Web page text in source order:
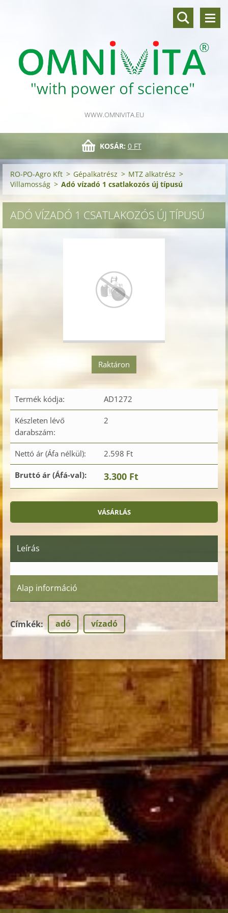
WWW.OMNIVITA.EU
KOSÁR: 0 FT
RO-PO-Agro Kft > Gépalkatrész > MTZ alkatrész >
Villamosság > Adó vízadó 1 csatlakozós új típusú
ADÓ VÍZADÓ 1 CSATLAKOZÓS ÚJ TÍPUSÚ
Raktáron
Termék kódja: AD1272
Készleten lévő
darabszám:
2
Nettó ár (Áfa nélkül): 2.598 Ft
Bruttó ár (Áfá-val): 3.300 Ft
Leírás
Alap információ
Címkék: adó vízadó